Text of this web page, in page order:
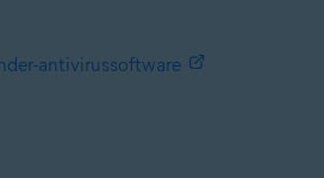
antivirussoftware